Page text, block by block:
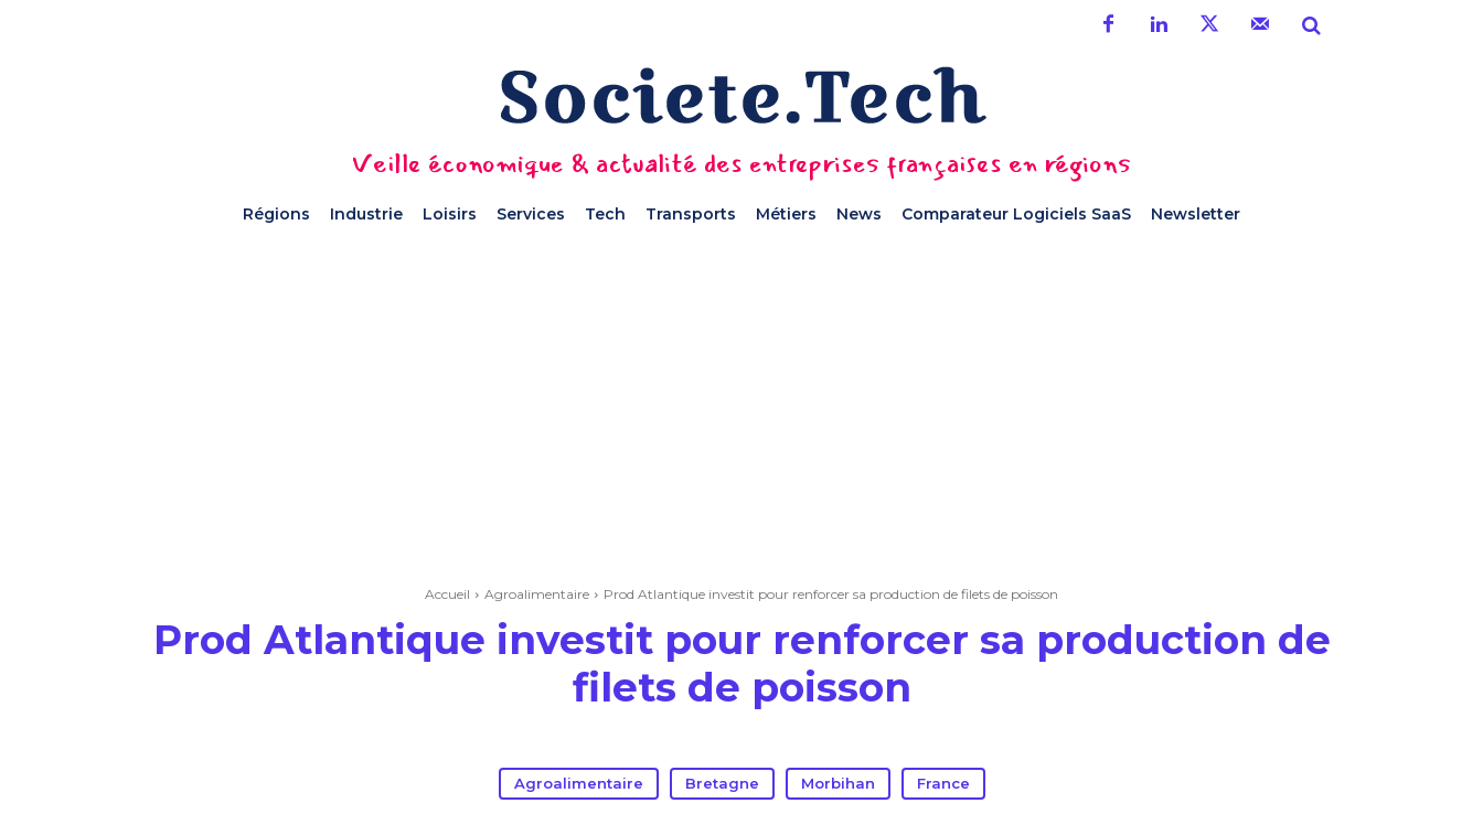
Veille économique & actualité des entreprises françaises en régions
Régions Industrie Loisirs Services Tech Transports Métiers News Comparateur Logiciels SaaS Newsletter
Accueil Agroalimentaire Prod Atlantique investit pour renforcer sa production de filets de poisson
Prod Atlantique investit pour renforcer sa production de
filets de poisson
Agroalimentaire Bretagne Morbihan France